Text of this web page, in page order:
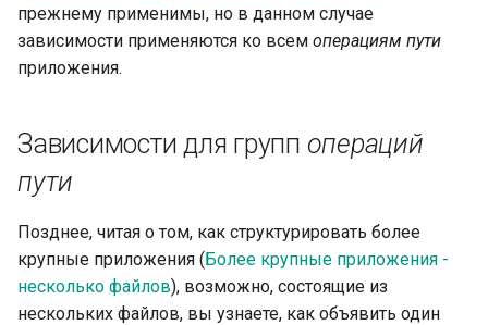
Тестирование WebSocket
Тестирование событий:
Тестирование
переопределениями
Асинхронное тестирование
Настройки и переменные
прежнему применимы, но в данном случае
зависимости применяются ко всем операциям пути
приложения.
Зависимости для групп операций
пути
Позднее, читая о том, как структурировать более
крупные приложения (Более крупные приложения -
несколько файлов), возможно, состоящие из
нескольких файлов, вы узнаете, как объявить один